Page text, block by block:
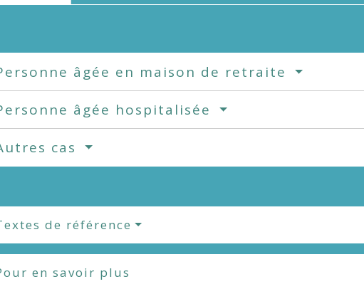
âgée en maison de retraite
âgée hospitalisée
cas
de référence
en savoir plus